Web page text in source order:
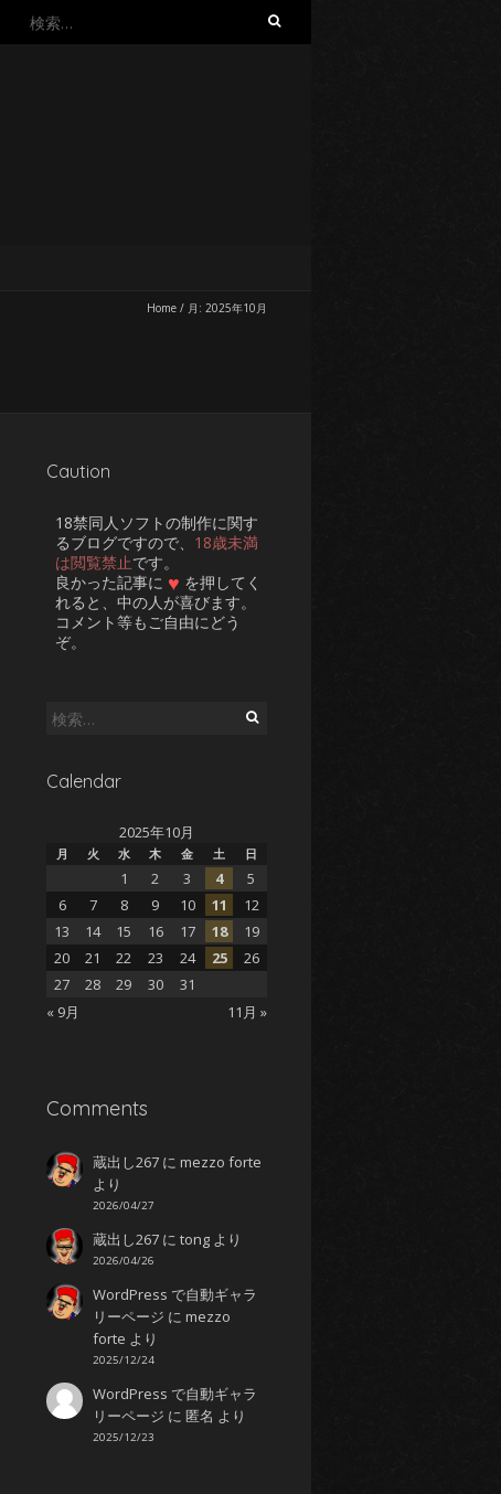
検
Home / 月: 2025年10月
Caution
18禁同人ソフトの制作に関す
るブログですので、 18歳未満
は閲覧禁止です。
良かった記事に ♥ を押してく
れると、中の人が喜びます。
コメント等もご自由にどう
ぞ。
検
Calendar
2025年10月
月 火 水 木 金 土 日
1 2 3 4
5
6
7 8 9 10 11
12
13
14 15 16 17 18
19
20
21 22 23 24 25
26
27
28 29 30
31
« 9月
11月 »
Comments
蔵出し267 にmezzo forte
より
2026/04/27
蔵出し267 にtong より
2026/04/26
WordPress で自動ギャラ
リーページ にmezzo
forte より
2025/12/24
WordPress で自動ギャラ
リーページ に匿名 より
2025/12/23